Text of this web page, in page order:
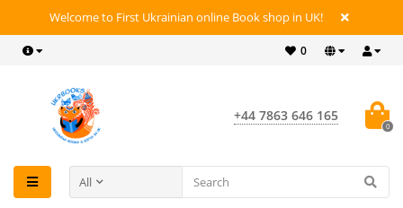
Welcome to First Ukrainian online Book shop in UK!
0
+44 7863 646 165
0
All